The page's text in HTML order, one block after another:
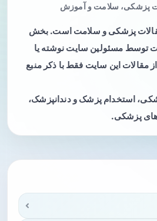
پزشکی، سلامت و آموزش
پزشکی و سلامت است. بخش
توسط مسئولین سایت نوشته یا
مقالات این سایت فقط با ذکر منبع
استخدام پزشک و دندانپزشک،